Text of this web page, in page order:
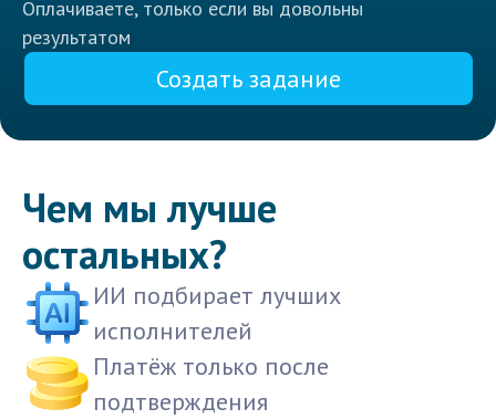
Оплачиваете, только если вы довольны
результатом
Создать задание
Чем мы лучше
остальных?
ИИ подбирает лучших
исполнителей
Платёж только после
подтверждения